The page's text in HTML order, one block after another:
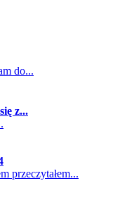
do...
z...
przeczytałem...